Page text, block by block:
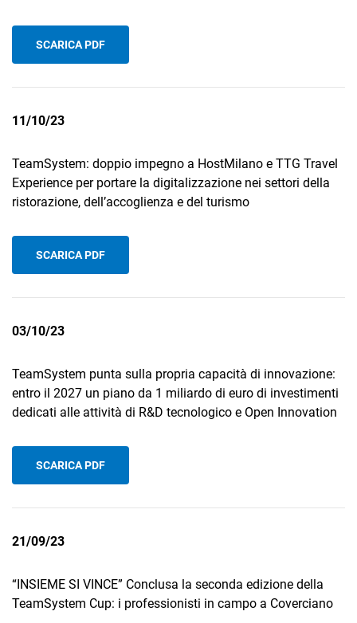
SCARICA PDF
11/10/23
TeamSystem: doppio impegno a HostMilano e TTG Travel
Experience per portare la digitalizzazione nei settori della
ristorazione, dell’accoglienza e del turismo
SCARICA PDF
03/10/23
TeamSystem punta sulla propria capacità di innovazione:
entro il 2027 un piano da 1 miliardo di euro di investimenti
dedicati alle attività di R&D tecnologico e Open Innovation
SCARICA PDF
21/09/23
“INSIEME SI VINCE” Conclusa la seconda edizione della
TeamSystem Cup: i professionisti in campo a Coverciano